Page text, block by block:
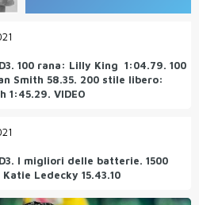
100 rana: Lilly King 1:04.79. 100
Smith 58.35. 200 stile libero:
1:45.29. VIDEO
I migliori delle batterie. 1500
Ledecky 15.43.10